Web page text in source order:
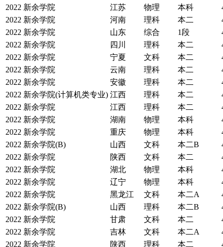
2022 新余学院 江苏 物理 本科
2022 新余学院 河南 理科 本二
2022 新余学院 山东 综合 1段
2022 新余学院 四川 理科 本二
2022 新余学院 宁夏 文科 本二
2022 新余学院 云南 理科 本二
2022 新余学院 安徽 理科 本二
2022 新余学院(计算机类专业) 江西 理科 本二
2022 新余学院 江西 理科 本二
2022 新余学院 湖南 物理 本科
2022 新余学院 重庆 物理 本科
2022 新余学院(B) 山西 文科 本二B
2022 新余学院 陕西 文科 本二
2022 新余学院 湖北 物理 本科
2022 新余学院 辽宁 物理 本科
2022 新余学院 黑龙江 文科 本二A
2022 新余学院(B) 山西 理科 本二B
2022 新余学院 甘肃 文科 本二
2022 新余学院 吉林 文科 本二A
2022 新余学院 陕西 理科 本二